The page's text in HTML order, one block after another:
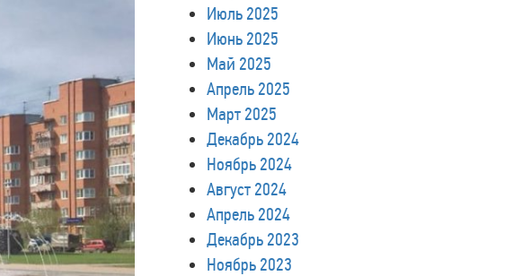
Июль 2025
Июнь 2025
Май 2025
Апрель 2025
Март 2025
Декабрь 2024
Ноябрь 2024
Август 2024
Апрель 2024
Декабрь 2023
Ноябрь 2023